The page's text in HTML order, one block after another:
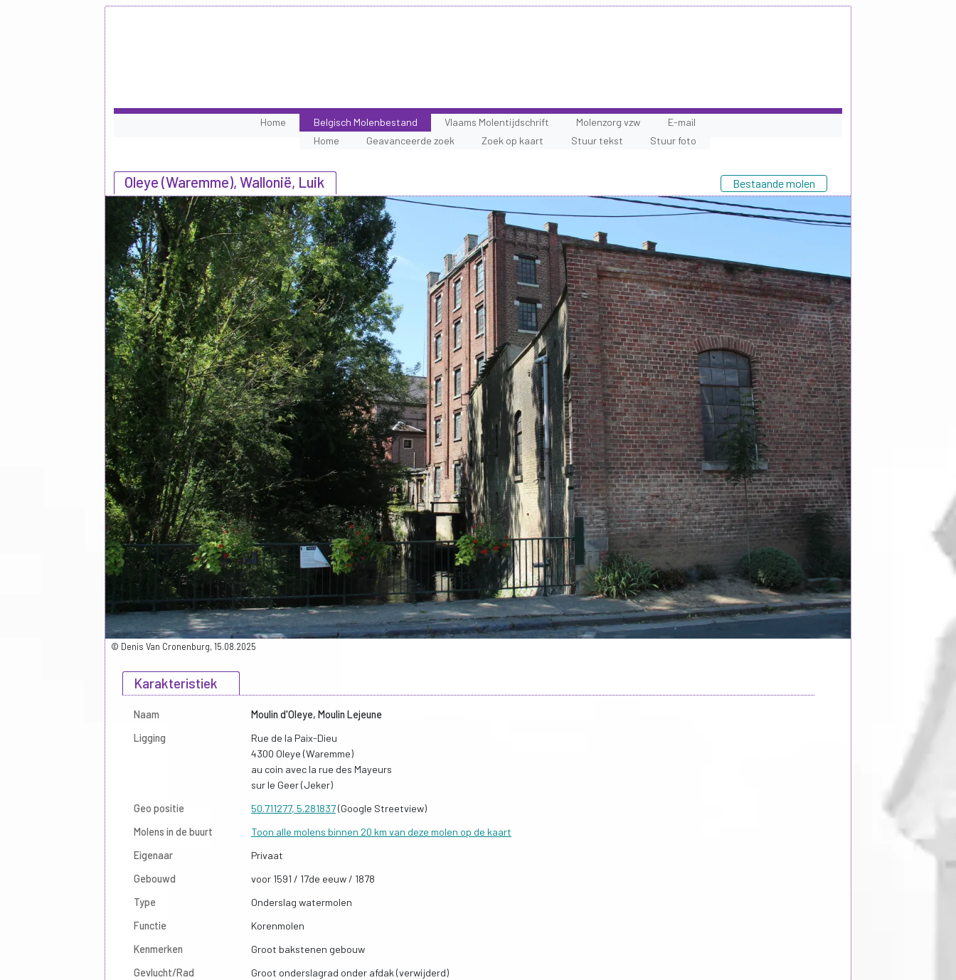
Home
Belgisch Molenbestand
Home
Geavanceerde zoek Zoek op kaart Stuur tekst Stuur foto
Vlaams Molentijdschrift Molenzorg vzw E-mail
Oleye (Waremme), Wallonië, Luik Bestaande molen
Karakteristiek
Naam
Moulin d'Oleye, Moulin Lejeune
Ligging
Rue de la Paix-Dieu
4300 Oleye (Waremme)
au coin avec la rue des Mayeurs
sur le Geer (Jeker)
Geo positie
50.711277, 5.281837(Google Streetview)
Molens in de buurt
Toon alle molens binnen 20 km van deze molen op de kaart
Eigenaar
Privaat
Gebouwd
voor 1591 / 17de eeuw / 1878
Type
Onderslag watermolen
Functie
Korenmolen
Kenmerken
Groot bakstenen gebouw
Gevlucht/Rad
Groot onderslagrad onder afdak (verwijderd)
© Denis Van Cronenburg, 15.08.2025